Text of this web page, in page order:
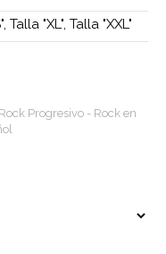
Talla "XL" Talla "XXL"
Progresivo - Rock en